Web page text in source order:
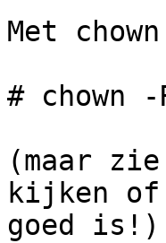
Met
# chown
(maar
kijken
goed